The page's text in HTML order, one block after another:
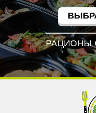
РАЦИОНЫ